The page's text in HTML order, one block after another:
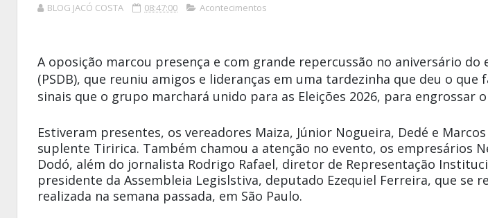
BLOG JACÓ COSTA 08:47:00 Acontecimentos
A oposição marcou presença e com grande repercussão no aniversário do
(PSDB), que reuniu amigos e lideranças em uma tardezinha que deu o que
sinais que o grupo marchará unido para as Eleições 2026, para engrossar
Estiveram presentes, os vereadores Maiza, Júnior Nogueira, Dedé e
suplente Tiririca. Também chamou a atenção no evento, os empresários
Dodó, além do jornalista Rodrigo Rafael, diretor de Representação
presidente da Assembleia Legislstiva, deputado Ezequiel Ferreira, que se
realizada na semana passada, em São Paulo.